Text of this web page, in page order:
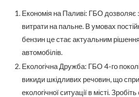
Економія на Паливі: ГБО дозволяє
витрати на пальне. В умовах
бензин це стає актуальним
автомобілів.
Екологічна Дружба: ГБО 4-го
викиди шкідливих речовин, що
екологічної ситуації в місті.